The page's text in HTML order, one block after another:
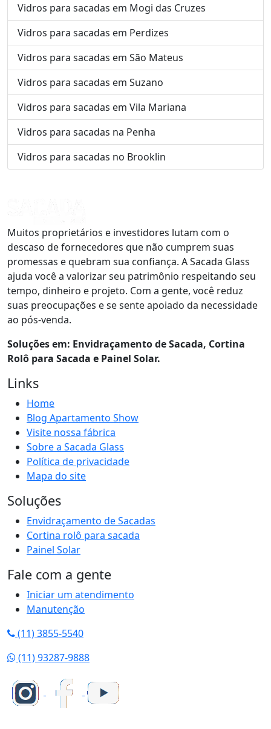
Vidros para sacadas em Mogi das Cruzes
Vidros para sacadas em Perdizes
Vidros para sacadas em São Mateus
Vidros para sacadas em Suzano
Vidros para sacadas em Vila Mariana
Vidros para sacadas na Penha
Vidros para sacadas no Brooklin
Muitos proprietários e investidores lutam com o
descaso de fornecedores que não cumprem suas
promessas e quebram sua confiança. A Sacada Glass
ajuda você a valorizar seu patrimônio respeitando seu
tempo, dinheiro e projeto. Com a gente, você reduz
suas preocupações e se sente apoiado da necessidade
ao pós-venda.
Soluções em: Envidraçamento de Sacada, Cortina
Rolô para Sacada e Painel Solar.
Links
Home
Blog Apartamento Show
Visite nossa fábrica
Sobre a Sacada Glass
Política de privacidade
Mapa do site
Soluções
Envidraçamento de Sacadas
Cortina rolô para sacada
Painel Solar
Fale com a gente
Iniciar um atendimento
Manutenção
(11) 3855-5540
(11) 93287-9888